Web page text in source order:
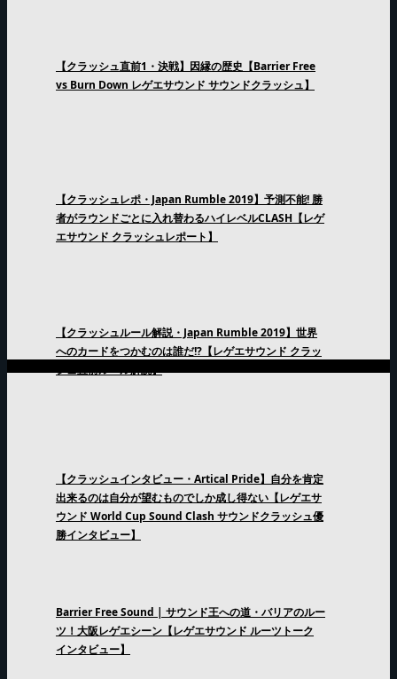
【クラッシュ直前1・決戦】因縁の歴史【Barrier Free
vs Burn Down レゲエサウンド サウンドクラッシュ】
【クラッシュレポ・Japan Rumble 2019】予測不能! 勝
者がラウンドごとに入れ替わるハイレベルCLASH【レゲ
エサウンド クラッシュレポート】
【クラッシュルール解説・Japan Rumble 2019】世界
へのカードをつかむのは誰だ!?【レゲエサウンド クラッ
シュ直前ルール解説】
【クラッシュインタビュー・Artical Pride】自分を肯定
出来るのは自分が望むものでしか成し得ない【レゲエサ
ウンド World Cup Sound Clash サウンドクラッシュ優
勝インタビュー】
Barrier Free Sound | サウンド王への道・バリアのルー
ツ！大阪レゲエシーン【レゲエサウンド ルーツトーク
インタビュー】